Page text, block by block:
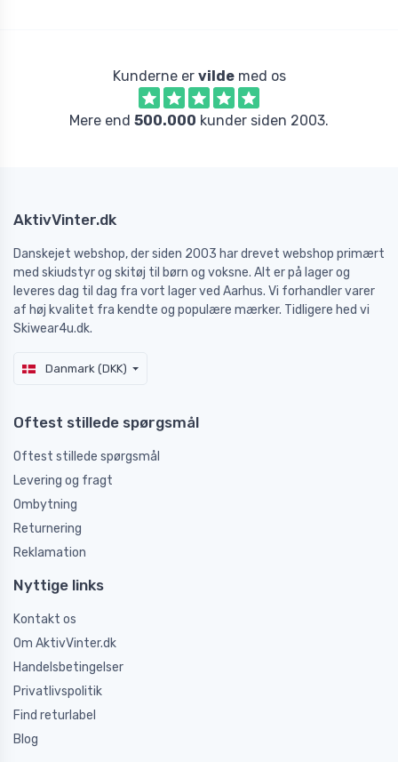
Kunderne er vildemed os
Mere end 500.000 kunder siden 2003.
AktivVinter.dk
Danskejet webshop, der siden 2003 har drevet webshop primært
med skiudstyr og skitøj til børn og voksne. Alt er på lager og
leveres dag til dag fra vort lager ved Aarhus. Vi forhandler varer
af høj kvalitet fra kendte og populære mærker. Tidligere hed vi
Skiwear4u.dk.
Danmark (DKK)
Oftest stillede spørgsmål
Oftest stillede spørgsmål
Levering og fragt
Ombytning
Returnering
Reklamation
Nyttige links
Kontakt os
Om AktivVinter.dk
Handelsbetingelser
Privatlivspolitik
Find returlabel
Blog